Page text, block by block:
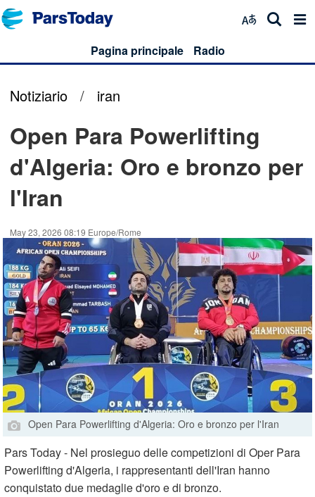
Pagina principale Radio
Notiziario / iran
Open Para Powerlifting
d'Algeria: Oro e bronzo per
l'Iran
May 23, 2026 08:19 Europe/Rome
Open Para Powerlifting d'Algeria: Oro e bronzo per l'Iran
Pars Today - Nel prosieguo delle competizioni di Oper Para
Powerlifting d'Algeria, i rappresentanti dell'Iran hanno
conquistato due medaglie d'oro e di bronzo.